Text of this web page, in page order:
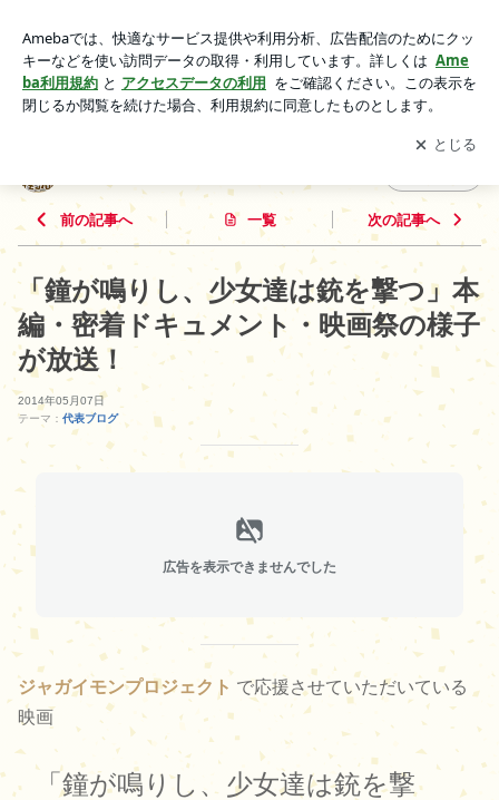
映画祭の様子が放送！ | ジャガイモンプロジェクト代表のブロ
アプリをダウンロードして ブログの更新通知
を受け取りまし
ょう。
開く
前の記事へ 一覧 次の記事へ
「鐘が鳴りし、少女達は銃を撃つ」本
編・密着ドキュメント・映画祭の様子
が放送！
2014年05月07日
テーマ： 代表ブログ
広告を表示できませんでした
ジャガイモンプロジェクト で応援させていただいている
映画
「鐘が鳴りし、少女達は銃を撃